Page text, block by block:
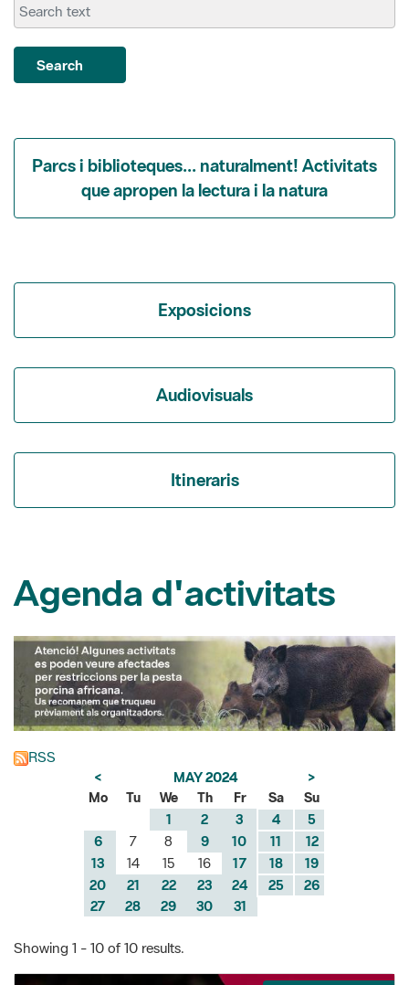
Search
Parcs i biblioteques... naturalment! Activitats
que apropen la lectura i la natura
Exposicions
Audiovisuals
Itineraris
Agenda d'activitats
RSS
< MAY 2024
>
Mo
Tu We Th Fr Sa
Su
1
2 3 4
5
6
7 8 9 10 11
12
13
14 15 16 17 18
19
20
21 22 23 24 25
26
27
28 29 30 31
Showing 1 - 10 of 10 results.